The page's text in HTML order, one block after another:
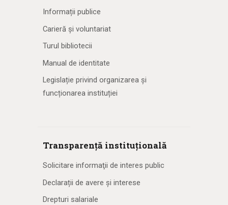
Informații publice
Carieră și voluntariat
Turul bibliotecii
Manual de identitate
Legislație privind organizarea și
funcționarea instituției
Transparență instituțională
Solicitare informaţii de interes public
Declarații de avere și interese
Drepturi salariale